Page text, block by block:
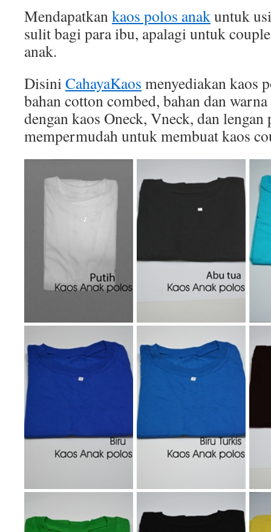
Mendapatkan kaos polos anak untuk
sulit bagi para ibu, apalagi untuk
anak.
Disini CahayaKaos menyediakan kaos
bahan cotton combed, bahan dan
dengan kaos Oneck, Vneck, dan
mempermudah untuk membuat kaos